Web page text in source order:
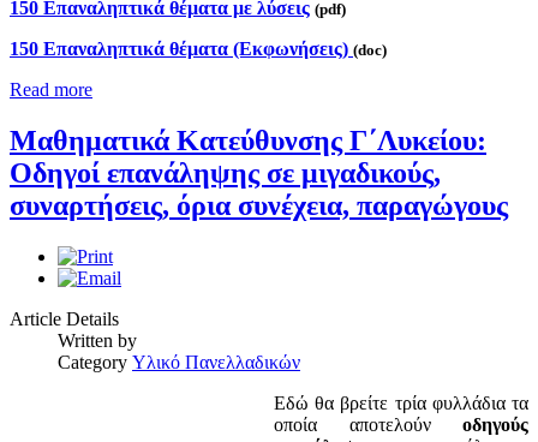
150 Επαναληπτικά θέματα με λύσεις (pdf)
150 Επαναληπτικά θέματα (Εκφωνήσεις) (doc)
Read more
Μαθηματικά Κατεύθυνσης Γ΄Λυκείου:
Οδηγοί επανάληψης σε μιγαδικούς,
συναρτήσεις, όρια συνέχεια, παραγώγους
Article Details
Written by
Category Υλικό Πανελλαδικών
Εδώ θα βρείτε τρία φυλλάδια τα
οποία αποτελούν οδηγούς